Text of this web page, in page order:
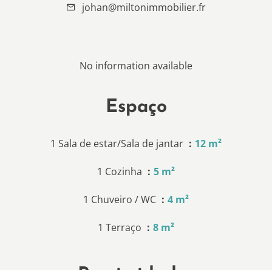
johan@miltonimmobilier.fr
No information available
Espaço
1 Sala de estar/Sala de jantar 12 m²
1 Cozinha 5 m²
1 Chuveiro / WC 4 m²
1 Terraço 8 m²